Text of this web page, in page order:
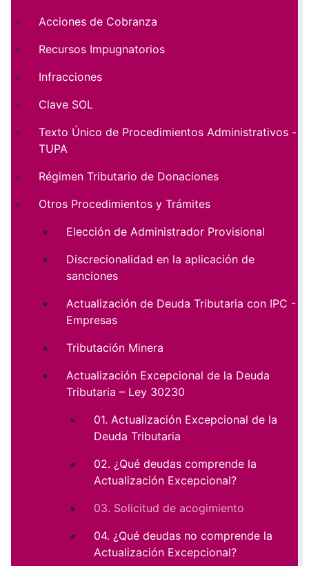
Acciones de Cobranza
Recursos Impugnatorios
Infracciones
Clave SOL
Texto Único de Procedimientos Administrativos -
TUPA
Régimen Tributario de Donaciones
Otros Procedimientos y Trámites
Elección de Administrador Provisional
Discrecionalidad en la aplicación de
sanciones
Actualización de Deuda Tributaria con IPC -
Empresas
Tributación Minera
Actualización Excepcional de la Deuda
Tributaria – Ley 30230
01. Actualización Excepcional de la
Deuda Tributaria
02. ¿Qué deudas comprende la
Actualización Excepcional?
03. Solicitud de acogimiento
04. ¿Qué deudas no comprende la
Actualización Excepcional?